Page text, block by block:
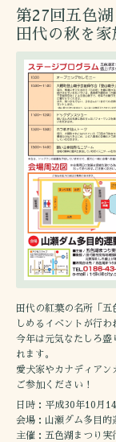
第27回五色湖
田代の秋を
田代の紅葉の名所「
しめるイベントが行わ
今年は元気なたしろ盛
れます。
愛犬家やカナディアン
ご参加ください！
日時：平成30年10月
会場：山瀬ダム多目的
主催：五色湖まつり実